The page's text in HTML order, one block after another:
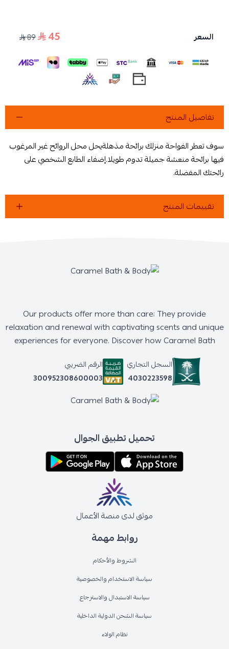
السعر 45
89
تفاصيل المنتج
سوف تعطر الفواحة منزلك برائحة مذهلةيحل محل الروائح غير المرغوب
فيها برائحة منعشة جميلة تدوم طويلا.إضفاء الطابع الشخصي على
رائحتك المفضلة.
تقييمات المنتج
روابط مهمة
الشروط والأحكام
سياسة الاستخدام والخصوصية
سياسة الاستبدال والاسترجاع
سياسة الشحن الدولية الداخلية
نظام الولاء
Our products offer more than care; They provide
relaxation and renewal with captivating scents and unique
experiences for everyone. Discover how Caramel Bath
السجل التجاري
4030223598
الرقم الضريبي
300952308600003
تحميل تطبيق الجوال
موثق لدى منصة الأعمال